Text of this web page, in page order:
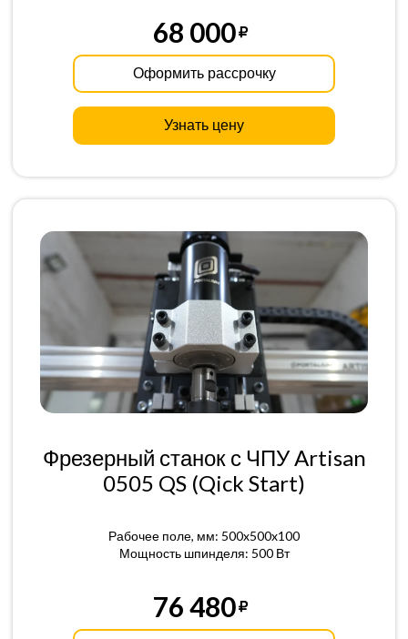
68 000
Оформить рассрочку
Узнать цену
Фрезерный станок с ЧПУ Artisan
0505 QS (Qick Start)
Рабочее поле, мм: 500x500x100
Мощность шпинделя: 500 Вт
76 480